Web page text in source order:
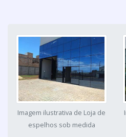
Imagem ilustrativa de Loja de
espelhos sob medida